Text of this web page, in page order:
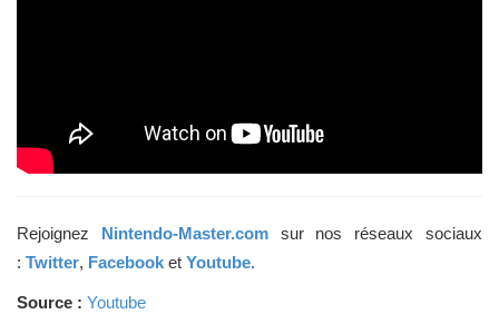
Rejoignez Nintendo-Master.com sur nos réseaux sociaux
: Twitter, Facebook et Youtube.
Source : Youtube